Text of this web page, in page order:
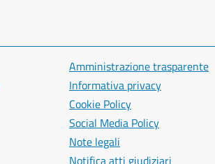
Amministrazione trasparente
Informativa privacy
Cookie Policy
Social Media Policy
Note legali